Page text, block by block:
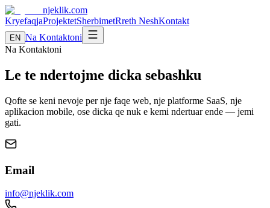
njeklik.com
KryefaqjaProjektetSherbimetRreth NeshKontakt
EN Na Kontaktoni
Na Kontaktoni
Le te ndertojme dicka sebashku
Qofte se keni nevoje per nje faqe web, nje platforme SaaS, nje
aplikacion mobile, ose dicka qe nuk e kemi ndertuar ende — jemi
gati.
Email
info@njeklik.com